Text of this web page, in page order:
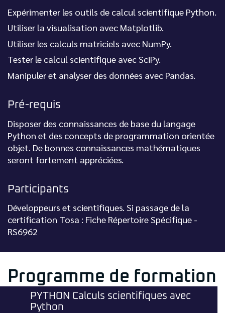
Expérimenter les outils de calcul scientifique Python.
Utiliser la visualisation avec Matplotlib.
Utiliser les calculs matriciels avec NumPy.
Tester le calcul scientifique avec SciPy.
Manipuler et analyser des données avec Pandas.
Pré-requis
Disposer des connaissances de base du langage
Python et des concepts de programmation orientée
objet. De bonnes connaissances mathématiques
seront fortement appréciées.
Participants
Développeurs et scientifiques. Si passage de la
certification Tosa : Fiche Répertoire Spécifique -
RS6962
Programme de formation
PYTHON Calculs scientifiques avec
Python